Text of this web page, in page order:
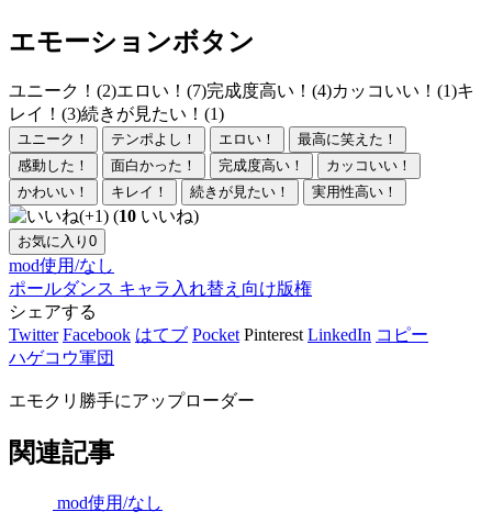
エモーションボタン
ユニーク！(2)エロい！(7)完成度高い！(4)カッコいい！(1)キ
レイ！(3)続きが見たい！(1)
ユニーク！ テンポよし！ エロい！
最高に笑えた！
感動した！
面白かった！ 完成度高い！
カッコいい！
かわいい！
キレイ！ 続きが見たい！ 実用性高い！
(10 いいね)
お気に入り 0
mod使用/なし
ポールダンス キャラ入れ替え向け版権
シェアする
Twitter Facebook はてブ Pocket Pinterest LinkedIn コピー
ハゲコウ軍団
エモクリ勝手にアップローダー
関連記事
mod使用/なし